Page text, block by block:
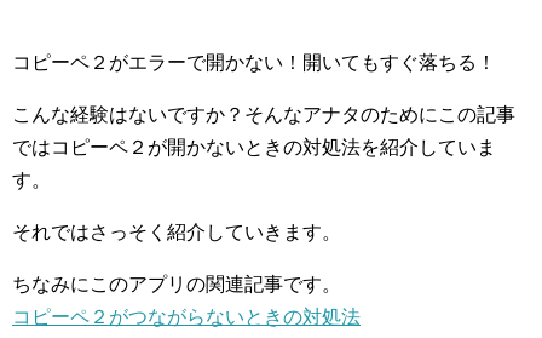
コピーペ２がエラーで開かない！開いてもすぐ落ちる！
こんな経験はないですか？そんなアナタのためにこの記事
ではコピーペ２が開かないときの対処法を紹介していま
す。
それではさっそく紹介していきます。
ちなみにこのアプリの関連記事です。
コピーペ２がつながらないときの対処法